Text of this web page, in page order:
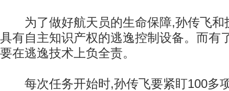
为了做好航天员的生命保障,孙传飞和
具有自主知识产权的逃逸控制设备。而有
要在逃逸技术上负全责。
每次任务开始时,孙传飞要紧盯100多